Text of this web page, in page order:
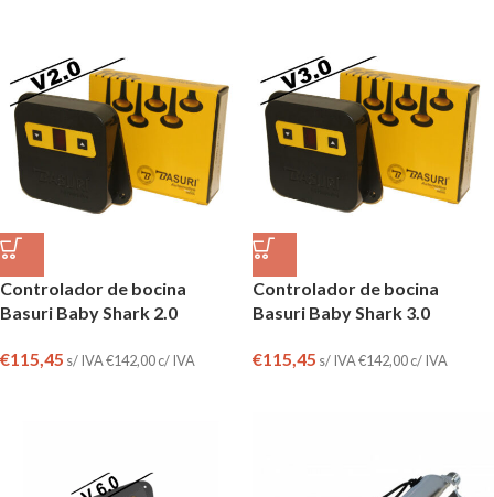
Controlador de bocina
Basuri Baby Shark 2.0
€115,45 s/ IVA€142,00c/ IVA
Controlador de bocina
Basuri Baby Shark 3.0
€115,45 s/ IVA€142,00c/ IVA